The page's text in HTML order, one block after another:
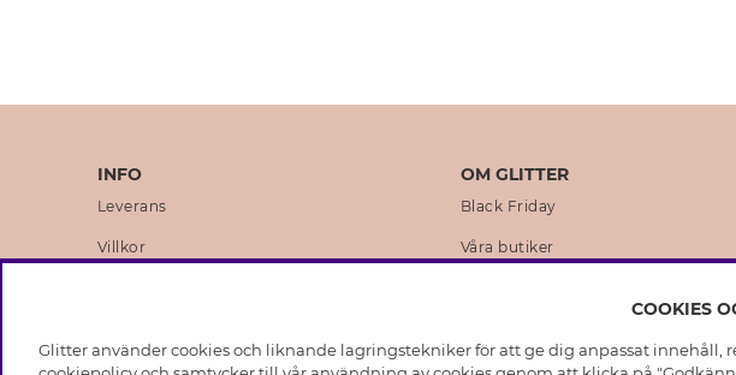
INFO
Leverans
Villkor
Medlemsvillkor
OM GLITTER
Black Friday
Våra butiker
Hållbarhet
COOKIES
Glitter använder cookies och liknande lagringstekniker för att ge dig anpassat